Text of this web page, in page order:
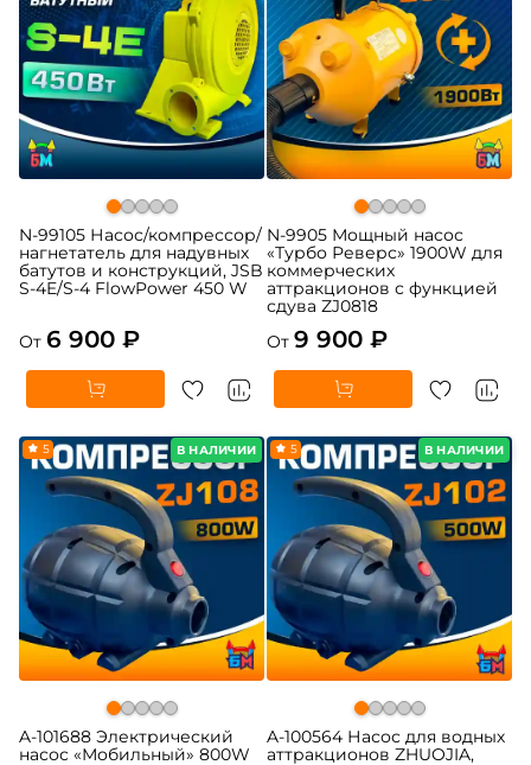
N-99105 Насос/компрессор/
нагнетатель для надувных
батутов и конструкций, JSB
S-4E/S-4 FlowPower 450 W
От 6 900 ₽
N-9905 Мощный насос
«Турбо Реверс» 1900W для
коммерческих
аттракционов с функцией
сдува ZJ0818
От 9 900 ₽
В НАЛИЧИИ
5
A-101688 Электрический
насос «Мобильный» 800W
В НАЛИЧИИ
5
A-100564 Насос для водных
аттракционов ZHUOJIA,